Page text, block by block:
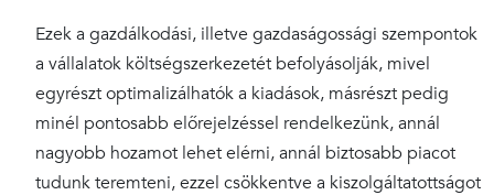
Ezek a gazdálkodási, illetve gazdaságossági szempontok
a vállalatok költségszerkezetét befolyásolják, mivel
egyrészt optimalizálhatók a kiadások, másrészt pedig
minél pontosabb előrejelzéssel rendelkezünk, annál
nagyobb hozamot lehet elérni, annál biztosabb piacot
tudunk teremteni, ezzel csökkentve a kiszolgáltatottságot